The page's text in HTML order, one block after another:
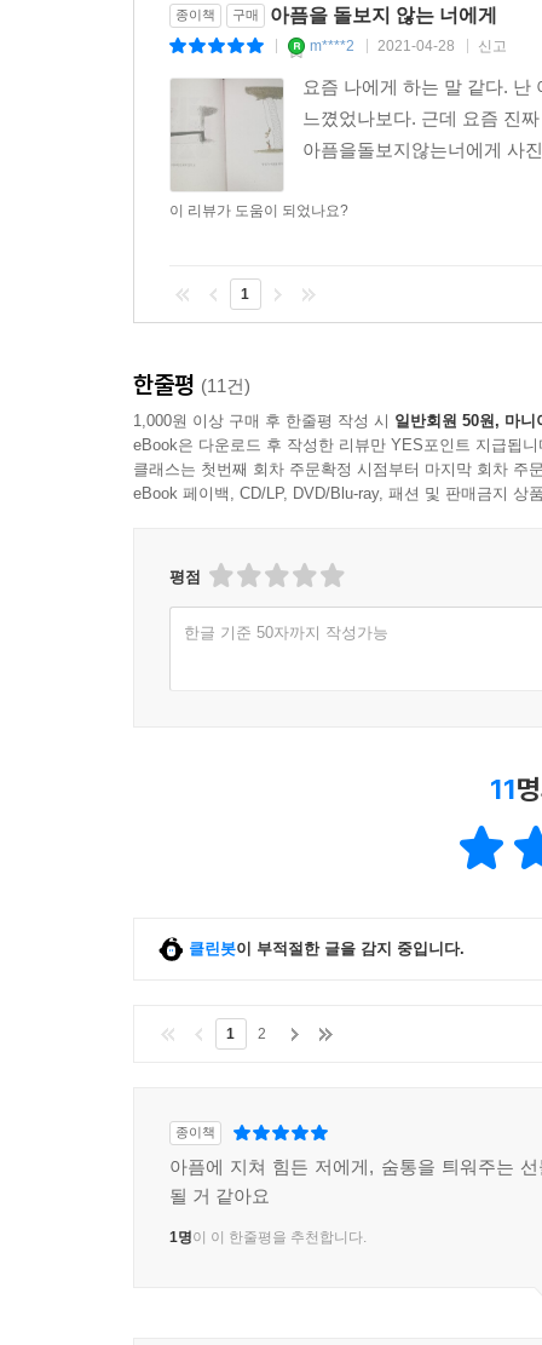
저항, 밖으로부터 가해지는 힘에 굴복하지 않고 버
어떻게 보면 인류도 문명도 저항하며 성장해온 것
누군가의 인생에서도
저항하는 순간이 중요한 변곡점이었을 것이다.
반항이 아니라 소중한 저항이다.
_〈저항하라 청춘〉 중에서
흉터들의 총체인지도 모른다.
깊이가 있다.
_〈생의 터전, 흉터〉 중에서
이 책이 꼭 한 폭의 미술품처럼 느껴지는 이유는
그림들이 책 속에 살아 숨쉬기 때문 아닐까. 어쩌
감상하듯 책을 지나온 당신은 당신도 모르게 한
이겨내는 시간이 길면 길수록 꽃은 더욱 진한 향
종이책 구매 아픔을 돌보지 않는 너에게
m****2 2021-04-28 신고
요즘 나에게 하는 말 같다. 난
느꼈었나보다. 근데 요즘 진
아픔을돌보지않는너에게 사
이 리뷰가 도움이 되었나요?
1
한줄평 (11건)
1,000원 이상 구매 후 한줄평 작성 시 일반회원 50원, 마니
eBook은 다운로드 후 작성한 리뷰만 YES포인트 지급됩니
클래스는 첫번째 회차 주문확정 시점부터 마지막 회차 주
eBook 페이백, CD/LP, DVD/Blu-ray, 패션 및 판매금지 상
평점
한글 기준 50자까지 작성가능
11
클린봇이 부적절한 글을 감지 중입니다.
1 2
종이책
아픔에 지쳐 힘든 저에게, 숨통을 틔워주는
될 거 같아요
1명이 이 한줄평을 추천합니다.